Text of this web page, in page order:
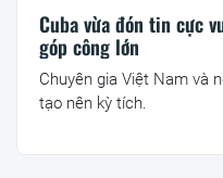
Cuba vừa đón tin cực
góp công lớn
Chuyên gia Việt Nam và
tạo nên kỳ tích.